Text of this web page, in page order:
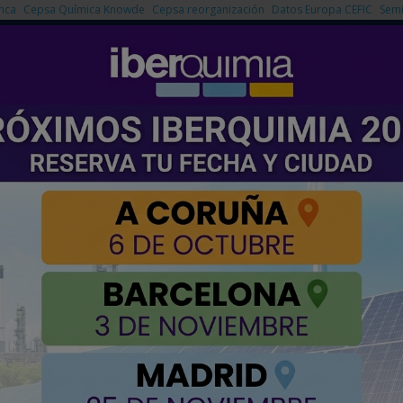
Cepsa Química Knowde Cepsa reorganización Datos Europa CEFIC
NOTICIAS PRODUCTOS
EMPRESAS PREMIUM
el futuro del mantenimiento predictivo